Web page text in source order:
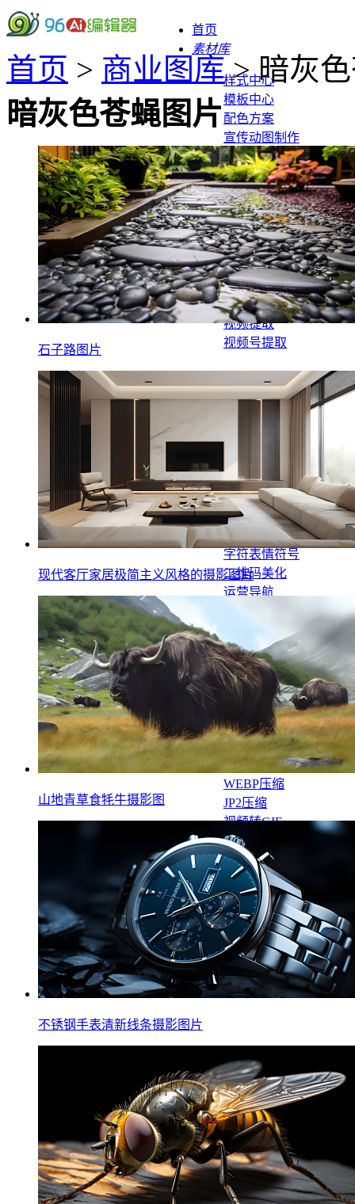
首页
素材库
样式中心
模板中心
配色方案
宣传动图制作
SVG黑科技
微信工具
提取工具
封面图提取
背景图提取
音乐/音频提取
视频提取
视频号提取
运营工具
动态二维码
微信RGB颜色
传统颜色
Web安全色
特殊符号
字符表情符号
二维码美化
运营导航
图片处理
图片格式转换
图片无损放大
图片压缩
JPG压缩
PNG压缩
JPEG压缩
WEBP压缩
JP2压缩
视频转GIF
图片合成GIF
新手教程
帮助中心
免费领会员
工具测评
首页 > 商业图库> 暗灰
暗灰色苍蝇图片
石子路图片
现代客厅家居极简主义风格的摄影图片
山地青草食牦牛摄影图
不锈钢手表清新线条摄影图片